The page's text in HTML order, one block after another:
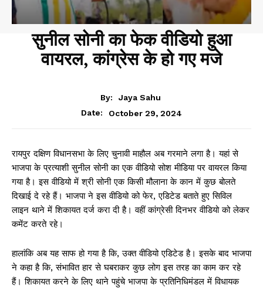
सुनील सोनी का फेक वीडियो हुआ
वायरल, कांग्रेस के हो गए मजे
By:
Jaya Sahu
Date:
October 29, 2024
रायपुर दक्षिण विधानसभा के लिए चुनावी माहौल अब गरमाने लगा है। यहां से
भाजपा के प्रत्याशी सुनील सोनी का एक वीडियो सोश मीडिया पर वायरल किया
गया है। इस वीडियो में श्री सोनी एक किसी मौलाना के कान में कुछ बोलते
दिखाई दे रहे हैं। भाजपा ने इस वीडियो को फेर, एडिटेड बताते हुए सिविल
लाइन थाने में शिकायत दर्ज करा दी है। वहीं कांग्रेसी दिनभर वीडियो को लेकर
कमेंट करते रहे।
हालांकि अब यह साफ हो गया है कि, उक्त वीडियो एडिटेड है। इसके बाद भाजपा
ने कहा है कि, संभावित हार से घबराकर कुछ लोग इस तरह का काम कर रहे
हैं। शिकायत करने के लिए थाने पहुंचे भाजपा के प्रतिनिधिमंडल में विधायक